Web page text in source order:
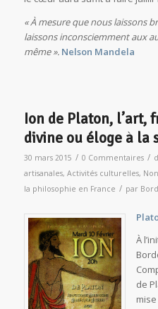
« À mesure que nous laissons
laissons inconsciemment aux
même ». Nelson Mandela
Ion de Platon, l’art,
divine ou éloge à la
30 mars 2015 / 0 Commentaires /
artisanales, Activités culturelles,
la philosophie en France / par
À
de